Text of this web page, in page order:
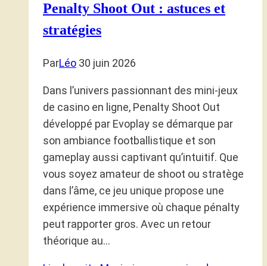
Penalty Shoot Out : astuces et
stratégies
ParLéo 30 juin 2026
Dans l’univers passionnant des mini-jeux
de casino en ligne, Penalty Shoot Out
développé par Evoplay se démarque par
son ambiance footballistique et son
gameplay aussi captivant qu’intuitif. Que
vous soyez amateur de shoot ou stratège
dans l’âme, ce jeu unique propose une
expérience immersive où chaque pénalty
peut rapporter gros. Avec un retour
théorique au…